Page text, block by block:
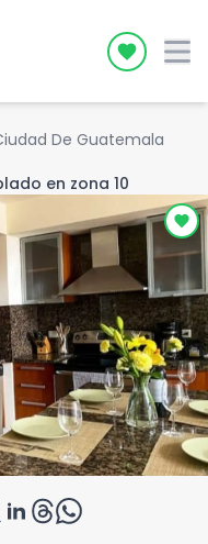
Icon
De Guatemala
en zona 10